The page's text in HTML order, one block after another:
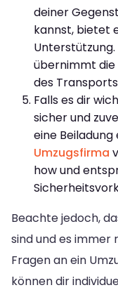
deiner
kannst, bietet
übernimmt die
des
Falls es dir
sicher und
eine
Umzugsfirma
how und
Beachte jedoch,
sind und es immer
Fragen an ein
können dir